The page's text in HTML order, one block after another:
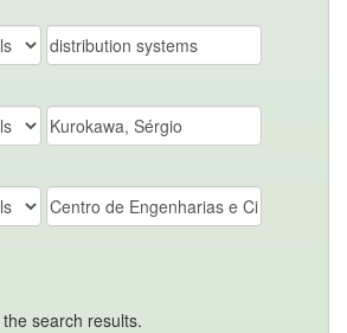
search results.